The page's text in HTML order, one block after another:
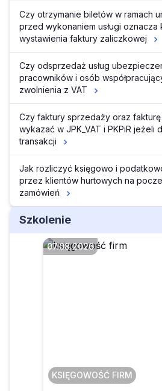
Czy otrzymanie biletów w ramach
przed wykonaniem usługi oznacza
wystawienia faktury zaliczkowej
Czy odsprzedaż usług
pracowników i osób
zwolnienia z VAT
Czy faktury sprzedaży oraz
wykazać w JPK_VAT i PKPiR jeżeli
transakcji
Jak rozliczyć księgowo i
przez klientów hurtowych na
zamówień
Szkolenie
07.08.2026
KSIĘGOWOŚĆ FIRM